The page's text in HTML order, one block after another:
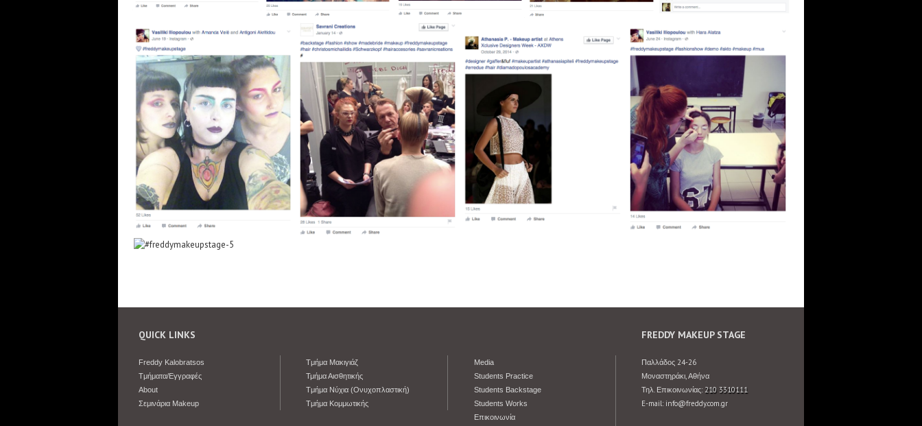
QUICK LINKS
Freddy Kalobratsos
Tμήματα/Εγγραφές
About
Σεμινάρια Makeup
Tμήμα Μακιγιάζ
Τμήμα Αισθητικής
Tμήμα Νύχια (Ονυχοπλαστική)
Tμήμα Κομμωτικής
Media
Students Practice
Students Backstage
Students Works
Eπικοινωνία
FREDDY MAKEUP STAGE
Παλλάδος 24-26
Μοναστηράκι, Αθήνα
Τηλ. Επικοινωνίας: 210 3310111
E-mail: info@freddy.com.gr